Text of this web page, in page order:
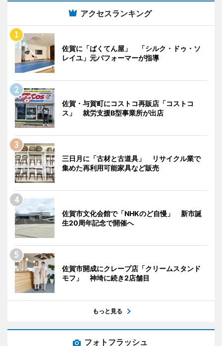
アクセスランキング
佐賀に「ばくてん屋」 「シルク・ドゥ・ソ
レイユ」元パフォーマーが指導
佐賀・与賀町にコストコ再販店「コストコ
ス」 就労支援B型事業所が出店
三日月に「古材と古道具」 リサイクル業で
集めた再利用可能家具など販売
佐賀市文化会館で「NHKのど自慢」 新市誕
生20周年記念で開催へ
佐賀市開成にクレープ店「クリームスタンド
モフ」 神埼に続き2店舗目
もっと見る
フォトフラッシュ